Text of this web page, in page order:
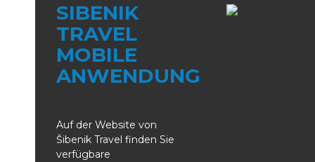
SIBENIK
TRAVEL
MOBILE
ANWENDUNG
Auf der Website von
Šibenik Travel finden Sie
verfügbare